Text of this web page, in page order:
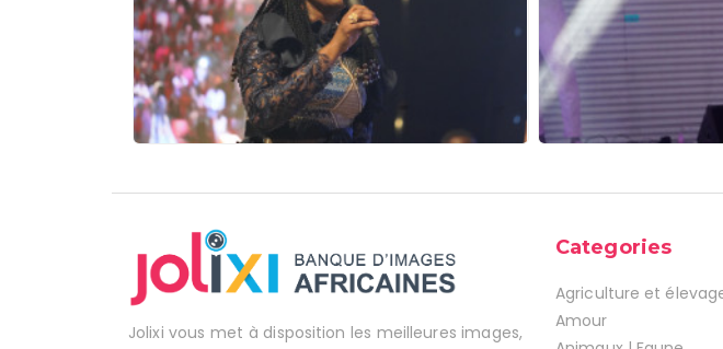
Jolixi vous met à disposition les meilleures images,
Categories
Agriculture et
Amour